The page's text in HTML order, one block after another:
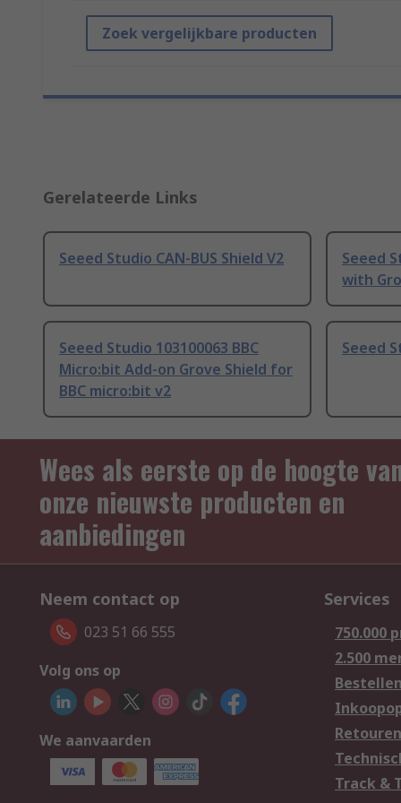
Zoek vergelijkbare producten
Gerelateerde Links
Seeed Studio CAN-BUS Shield V2
Seeed
with
Seeed Studio 103100063 BBC
Micro:bit Add-on Grove Shield for
BBC micro:bit v2
Seeed
Wees als eerste op de hoogte
onze nieuwste producten en
aanbiedingen
Neem contact op
023 51 66 555
Volg ons op
We aanvaarden
Services
750.000
2.500
Bestellen
Retouren
Track &